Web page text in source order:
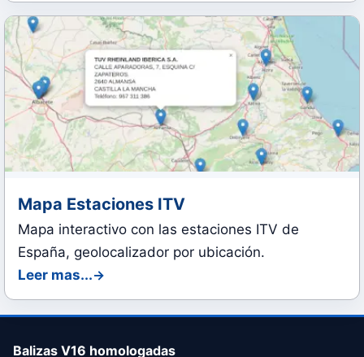
Mapa Estaciones ITV
Mapa interactivo con las estaciones ITV de
España, geolocalizador por ubicación.
Leer mas...
Balizas V16 homologadas